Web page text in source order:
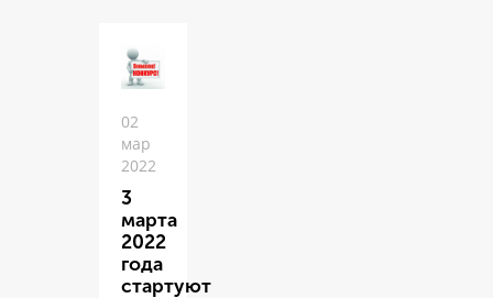
02
мар
2022
3
марта
2022
года
стартуют